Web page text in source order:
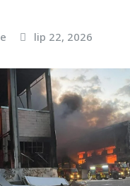
lip 22, 2026